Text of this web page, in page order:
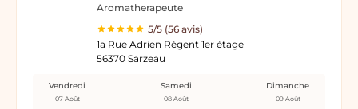
Aromatherapeute
5/5 (56 avis)
1a Rue Adrien Régent 1er étage
56370 Sarzeau
Vendredi
07 Août
Samedi
08 Août
Dimanche
09 Août